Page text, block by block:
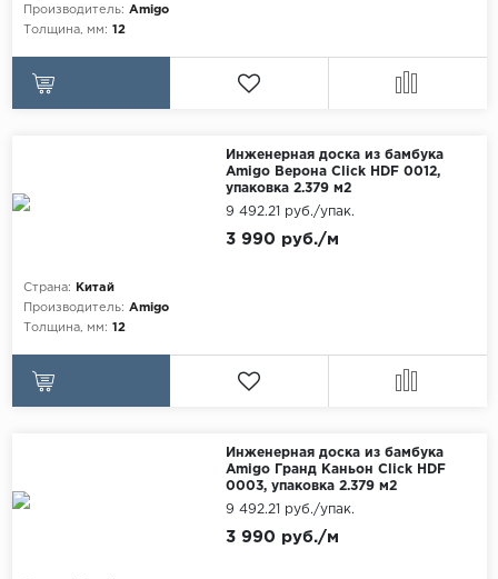
Falquon
Kastamonu
Laufer Husky
...
Maxwood
Аксессуары
Производитель: Amigo
Толщина, мм: 12
Инженерная доска из бамбука
Amigo Верона Click HDF 0012,
упаковка 2.379 м2
Страна:
Китай
Производитель: Amigo
Толщина, мм: 12
3 990 руб./м
9 492.21 руб./упак.
Инженерная доска из бамбука
Amigo Гранд Каньон Click HDF
0003, упаковка 2.379 м2
3 990 руб./м
9 492.21 руб./упак.